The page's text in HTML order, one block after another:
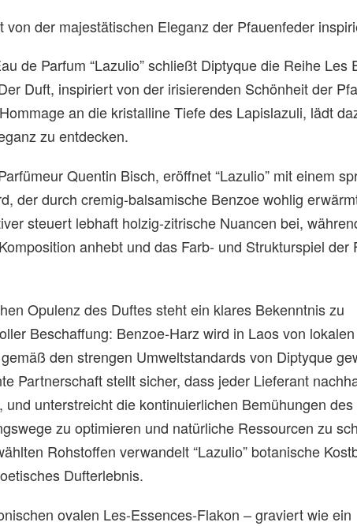
von der majestätischen Eleganz der Pfauenfeder
de Parfum “Lazulio” schließt Diptyque die Reihe Les
Duft, inspiriert von der irisierenden Schönheit der
an die kristalline Tiefe des Lapislazuli, lädt
zu entdecken.
Quentin Bisch, eröffnet “Lazulio” mit einem
der durch cremig-balsamische Benzoe wohlig
steuert lebhaft holzig-zitrische Nuancen bei,
anhebt und das Farb- und Strukturspiel der
Opulenz des Duftes steht ein klares Bekenntnis zu
Beschaffung: Benzoe-Harz wird in Laos von lokalen
den strengen Umweltstandards von Diptyque
Partnerschaft stellt sicher, dass jeder Lieferant
und unterstreicht die kontinuierlichen Bemühungen
zu optimieren und natürliche Ressourcen zu
Rohstoffen verwandelt “Lazulio” botanische
Dufterlebnis.
ovalen Les-Essences-Flakon – graviert wie ein